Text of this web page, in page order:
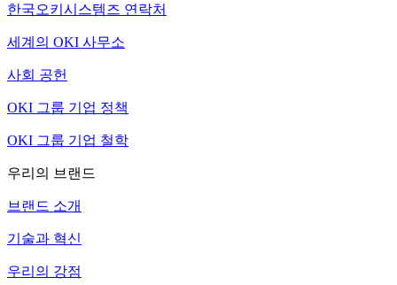
한국오키시스템즈 연락처
세계의 OKI 사무소
사회 공헌
OKI 그룹 기업 정책
OKI 그룹 기업 철학
우리의 브랜드
브랜드 소개
기술과 혁신
우리의 강점